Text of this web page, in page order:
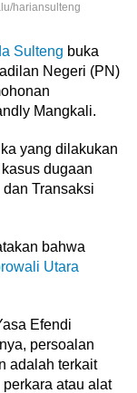
hariansulteng
Sulteng buka
Negeri (PN)
Mangkali.
yang dilakukan
dugaan
Transaksi
bahwa
Utara
Efendi
persoalan
adalah terkait
atau alat